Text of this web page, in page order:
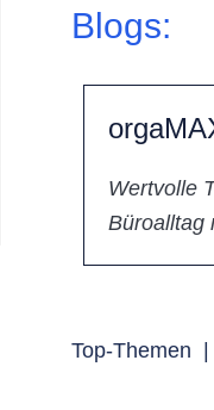
Blogs:
Wertvolle
Büroalltag
Top-Themen